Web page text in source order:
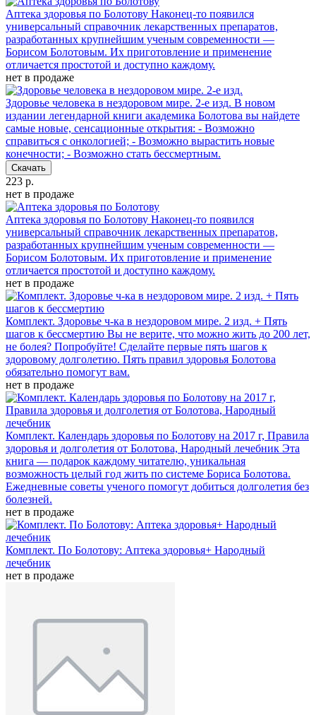
Аптека здоровья по Болотову Наконец-то появился
универсальный справочник лекарственных препаратов,
разработанных крупнейшим ученым современности —
Борисом Болотовым. Их приготовление и применение
отличается простотой и доступно каждому.
нет в продаже
Здоровье человека в нездоровом мире. 2-е изд. В новом
издании легендарной книги академика Болотова вы найдете
самые новые, сенсационные открытия: - Возможно
справиться с онкологией; - Возможно вырастить новые
конечности; - Возможно стать бессмертным.
Скачать
223 р.
нет в продаже
Аптека здоровья по Болотову Наконец-то появился
универсальный справочник лекарственных препаратов,
разработанных крупнейшим ученым современности —
Борисом Болотовым. Их приготовление и применение
отличается простотой и доступно каждому.
нет в продаже
Комплект. Здоровье ч-ка в нездоровом мире. 2 изд. + Пять
шагов к бессмертию Вы не верите, что можно жить до 200 лет,
не болея? Попробуйте! Сделайте первые пять шагов к
здоровому долголетию. Пять правил здоровья Болотова
обязательно помогут вам.
нет в продаже
Комплект. Календарь здоровья по Болотову на 2017 г, Правила
здоровья и долголетия от Болотова, Народный лечебник Эта
книга — подарок каждому читателю, уникальная
возможность целый год жить по системе Бориса Болотова.
Ежедневные советы ученого помогут добиться долголетия без
болезней.
нет в продаже
Комплект. По Болотову: Аптека здоровья+ Народный
лечебник
нет в продаже